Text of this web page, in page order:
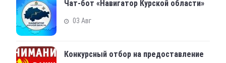
Чат-бот «Навигатор Курской области»
03 Авг
Конкурсный отбор на предоставление